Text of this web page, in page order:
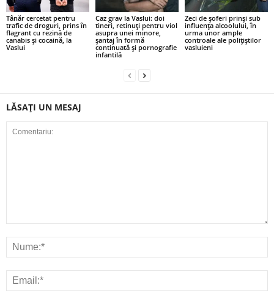
Tânăr cercetat pentru
trafic de droguri, prins în
flagrant cu rezină de
canabis și cocaină, la
Vaslui
Caz grav la Vaslui: doi
tineri, retinuți pentru viol
asupra unei minore,
șantaj în formă
continuată și pornografie
infantilă
Zeci de șoferi prinși sub
influența alcoolului, în
urma unor ample
controale ale polițiștilor
vasluieni
LĂSAȚI UN MESAJ